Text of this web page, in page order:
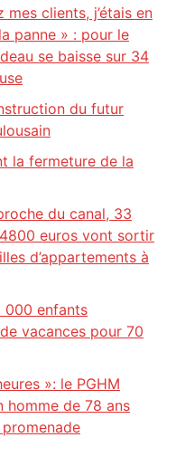
mes clients, j’étais en
panne » : pour le
se baisse sur 34
du futur
la fermeture de la
du canal, 33
euros vont sortir
d’appartements à
000 enfants
vacances pour 70
»: le PGHM
de 78 ans